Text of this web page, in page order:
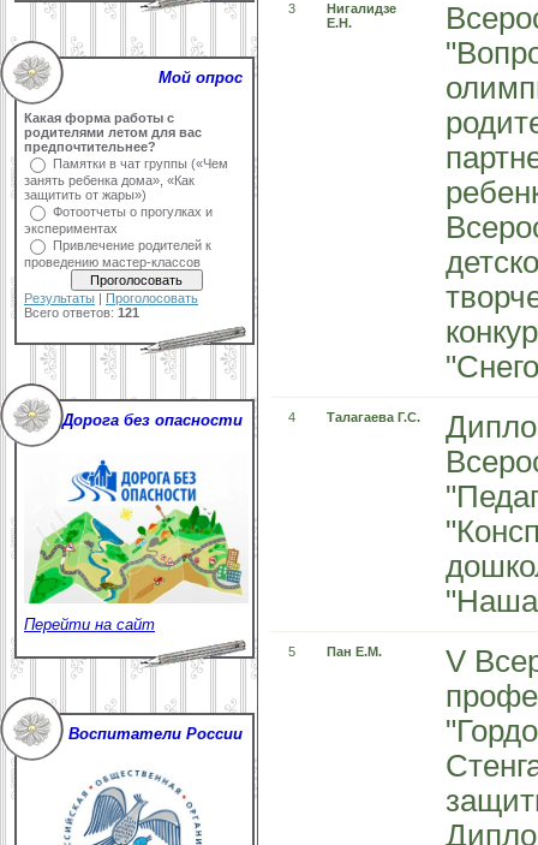
Мой опрос
Какая форма работы с
родителями летом для вас
предпочтительнее?
Памятки в чат группы («Чем
занять ребенка дома», «Как
защитить от жары»)
Фотоотчеты о прогулках и
экспериментах
Привлечение родителей к
проведению мастер-классов
Результаты | Проголосовать
Всего ответов: 121
Дорога без опасности
Перейти на сайт
Воспитатели России
3
Нигалидзе
Е.Н.
4 Талагаева Г.С.
"Наша
5 Пан Е.М.
V